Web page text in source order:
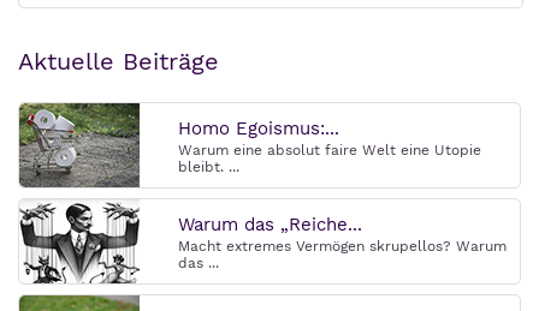
Aktuelle Beiträge
Homo Egoismus:...
Warum eine absolut faire Welt eine Utopie
bleibt. ...
Warum das „Reiche...
Macht extremes Vermögen skrupellos? Warum
das ...